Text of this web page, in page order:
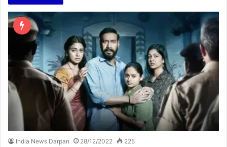
India News Darpan 28/12/2022 225